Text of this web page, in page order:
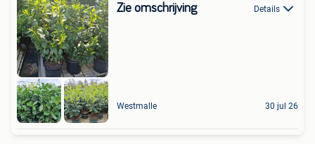
Zie omschrijving Details
Westmalle 30 jul 26